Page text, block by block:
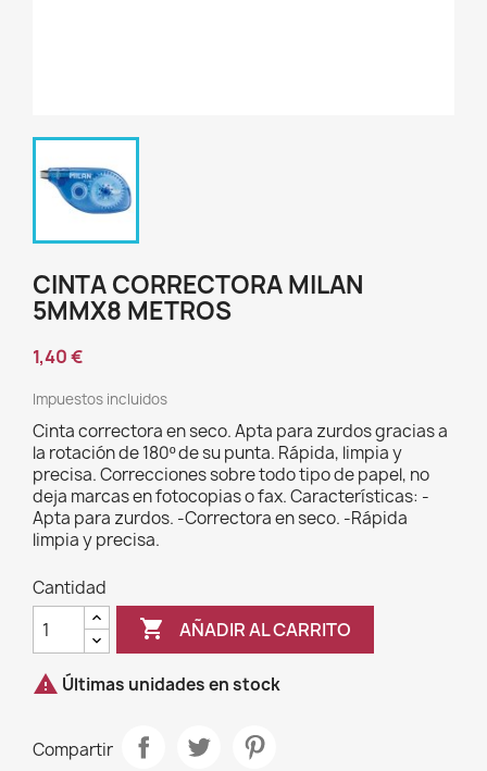
CINTA CORRECTORA MILAN
5MMX8 METROS
1,40 €
Impuestos incluidos
Cinta correctora en seco. Apta para zurdos gracias a
la rotación de 180º de su punta. Rápida, limpia y
precisa. Correcciones sobre todo tipo de papel, no
deja marcas en fotocopias o fax. Características: -
Apta para zurdos. -Correctora en seco. -Rápida
limpia y precisa.
Cantidad
 AÑADIR AL CARRITO
 Últimas unidades en stock
Compartir